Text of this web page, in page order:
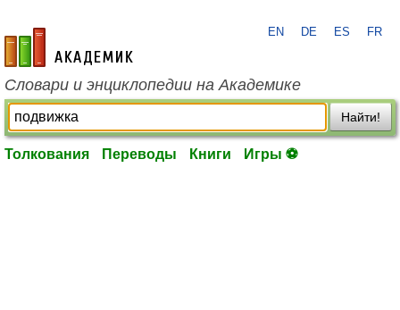
academic.ru
EN DE ES FR
Словари и энциклопедии на Академике
Найти!
Толкования Переводы Книги Игры ⚽